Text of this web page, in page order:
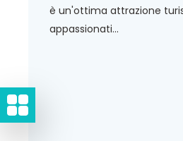
è un'ottima attrazione
appassionati...